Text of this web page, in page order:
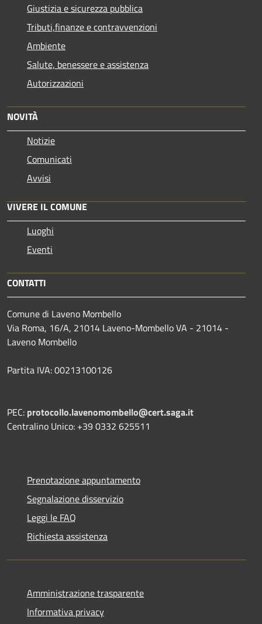
Giustizia e sicurezza pubblica
Tributi,finanze e contravvenzioni
Ambiente
Salute, benessere e assistenza
Autorizzazioni
NOVITÀ
Notizie
Comunicati
Avvisi
VIVERE IL COMUNE
Luoghi
Eventi
CONTATTI
Comune di Laveno Mombello
Via Roma, 16/A, 21014 Laveno-Mombello VA - 21014 -
Laveno Mombello
Partita IVA: 00213100126
PEC: protocollo.lavenomombello@cert.saga.it
Centralino Unico: +39 0332 625511
Prenotazione appuntamento
Segnalazione disservizio
Leggi le FAQ
Richiesta assistenza
Amministrazione trasparente
Informativa privacy